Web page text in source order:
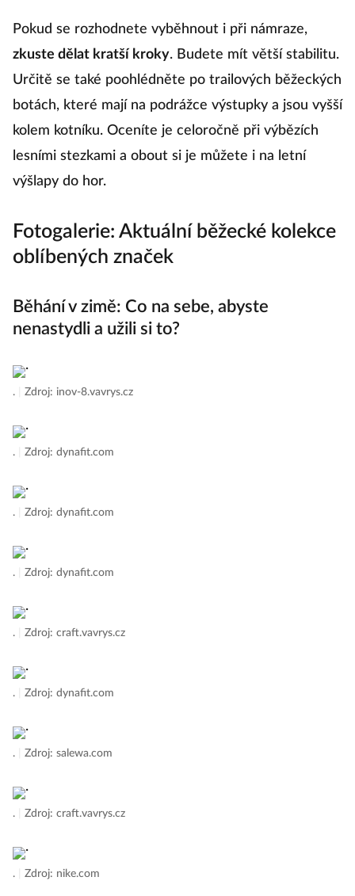
Pokud se rozhodnete vyběhnout i při námraze,
zkuste dělat kratší kroky. Budete mít větší stabilitu.
Určitě se také poohlédněte po trailových běžeckých
botách, které mají na podrážce výstupky a jsou vyšší
kolem kotníku. Oceníte je celoročně při výbězích
lesními stezkami a obout si je můžete i na letní
výšlapy do hor.
Fotogalerie: Aktuální běžecké kolekce
oblíbených značek
Běhání v zimě: Co na sebe, abyste
nenastydli a užili si to?
. Zdroj: inov-8.vavrys.cz
. Zdroj: dynafit.com
. Zdroj: dynafit.com
. Zdroj: dynafit.com
. Zdroj: craft.vavrys.cz
. Zdroj: dynafit.com
. Zdroj: salewa.com
. Zdroj: craft.vavrys.cz
. Zdroj: nike.com